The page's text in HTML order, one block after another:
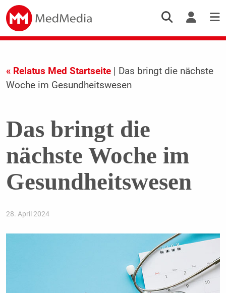
« Relatus Med Startseite| Das bringt die nächste
Woche im Gesundheitswesen
Das bringt die
nächste Woche im
Gesundheitswesen
28. April 2024